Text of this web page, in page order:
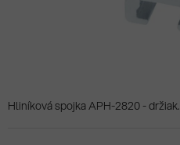
Hliníková spojka APH-2820 - držiak.